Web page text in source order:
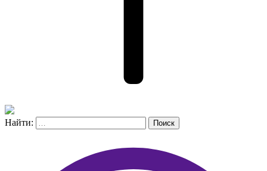
Найти: Поиск